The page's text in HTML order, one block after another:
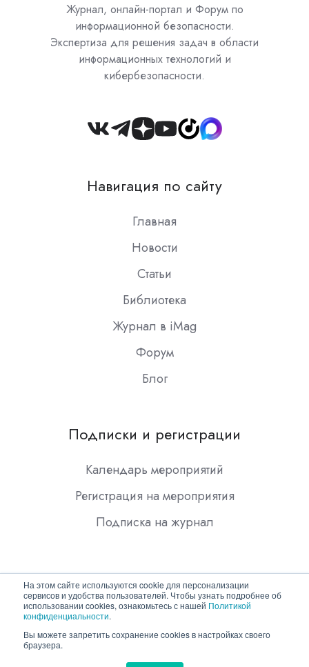
На этом сайте используются cookie для персонализации
сервисов и удобства пользователей. Чтобы узнать подробнее об
использовании cookies, ознакомьтесь с нашей Политикой
конфиденциальности.
Вы можете запретить сохранение cookies в настройках своего
браузера.
Журнал, онлайн-портал и Форум по
информационной безопасности.
Экспертиза для решения задач в области
информационных технологий и
кибербезопасности.
Join
Slack
Навигация по сайту
Главная
Новости
Статьи
Библиотека
Журнал в iMag
Форум
Блог
Подписки и регистрации
Календарь мероприятий
Регистрация на мероприятия
Подписка на журнал
Copyright © 2026 ООО "Гротек"
Политика конфиденциальности